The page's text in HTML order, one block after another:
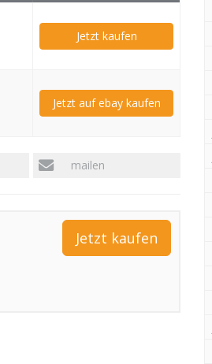
Jetzt kaufen
Jetzt auf ebay kaufen
mailen
Jetzt kaufen